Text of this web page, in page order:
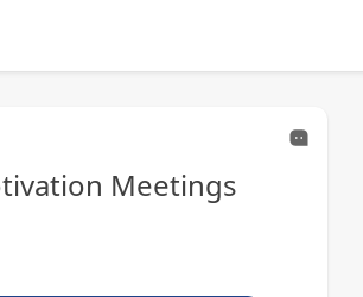
Meetings